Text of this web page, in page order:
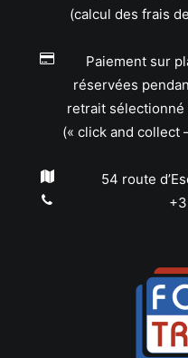
(calcul des frais
Paiement sur
réservées
retrait sélectionné
(« click and collect
54 route